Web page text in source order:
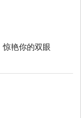
惊艳你的双眼